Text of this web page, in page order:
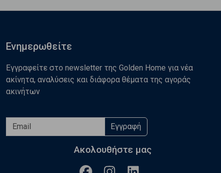
Ενημερωθείτε
Εγγραφείτε στο newsletter της Golden Home για νέα
ακίνητα, αναλύσεις και διάφορα θέματα της αγοράς
ακινήτων
Εγγραφή
Ακολουθήστε μας